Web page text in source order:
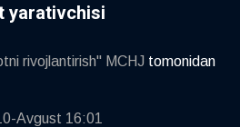
yarativchisi
rivojlantirish" MCHJ tomonidan
Avgust 16:01